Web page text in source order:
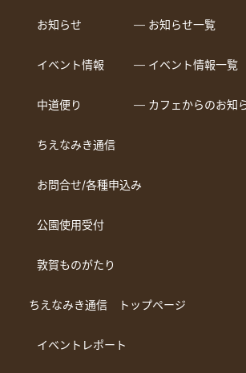
お知らせ ― お知らせ一覧
イベント情報 ― イベント情報一覧
中道便り ― カフェからのお知
ちえなみき通信
お問合せ/各種申込み
公園使用受付
敦賀ものがたり
ちえなみき通信 トップページ
イベントレポート